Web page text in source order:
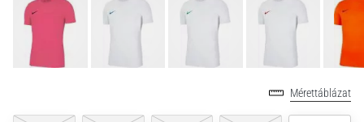
fájdalom…
2026.08.05.
Mérettáblázat